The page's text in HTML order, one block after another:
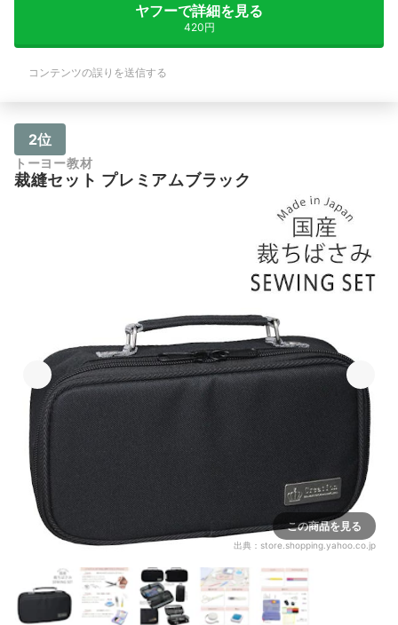
ヤフーで詳細を見る
420円
コンテンツの誤りを送信する
2位
トーヨー教材
裁縫セット プレミアムブラック
この商品を見る
出典： store.shopping.yahoo.co.jp